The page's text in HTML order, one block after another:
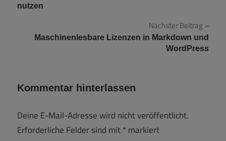
nutzen
Nächster Beitrag
Maschinenlesbare Lizenzen in Markdown und
WordPress
Kommentar hinterlassen
Deine E-Mail-Adresse wird nicht veröffentlicht.
Erforderliche Felder sind mit* markiert